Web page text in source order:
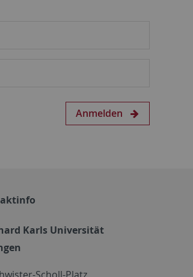
Anmelden
Karls Universität